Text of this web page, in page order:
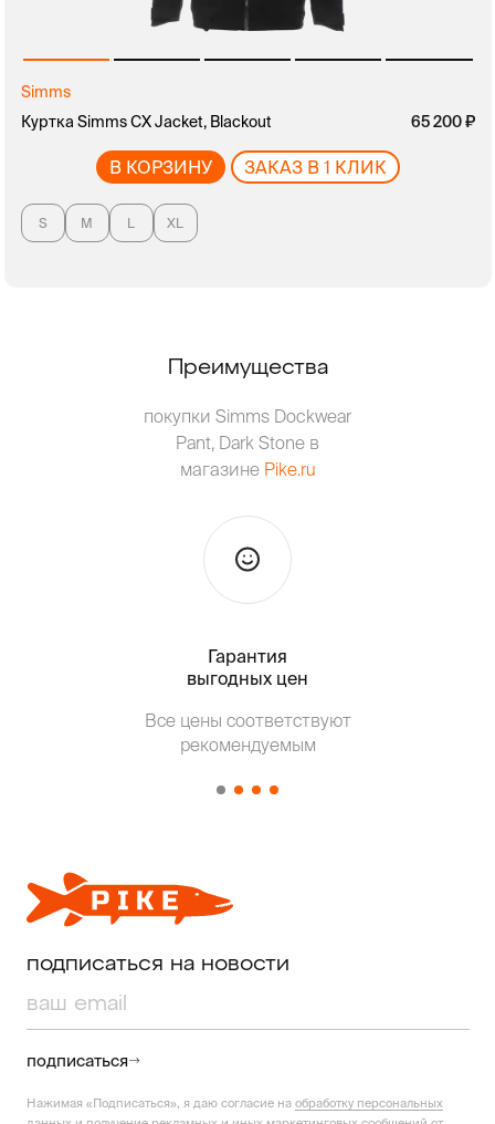
Simms
Куртка Simms CX Jacket, Blackout
65 200
В КОРЗИНУ ЗАКАЗ В 1 КЛИК
S M L XL
Преимущества
покупки Simms Dockwear
Pant, Dark Stone в
магазине Pike.ru
Гарантия
выгодных цен
Все цены соответствуют
рекомендуемым
подписаться на новости
подписаться
Нажимая «Подписаться», я даю согласие на обработку персональных